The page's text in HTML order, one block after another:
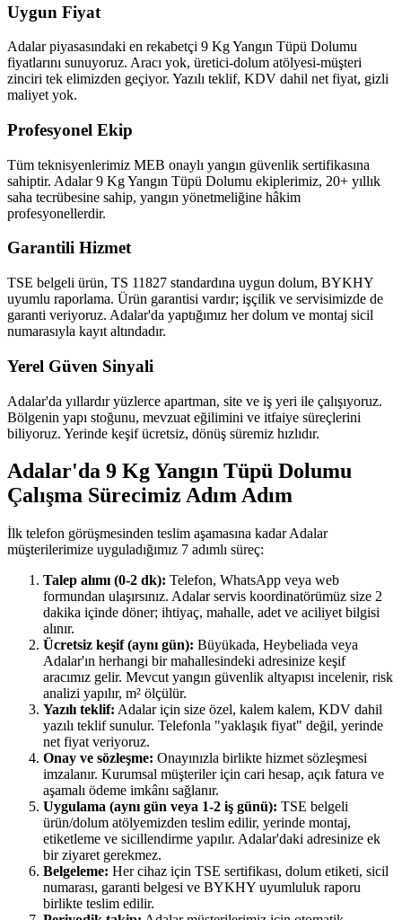
Uygun Fiyat
Adalar piyasasındaki en rekabetçi 9 Kg Yangın Tüpü Dolumu
fiyatlarını sunuyoruz. Aracı yok, üretici-dolum atölyesi-müşteri
zinciri tek elimizden geçiyor. Yazılı teklif, KDV dahil net fiyat, gizli
maliyet yok.
Profesyonel Ekip
Tüm teknisyenlerimiz MEB onaylı yangın güvenlik sertifikasına
sahiptir. Adalar 9 Kg Yangın Tüpü Dolumu ekiplerimiz, 20+ yıllık
saha tecrübesine sahip, yangın yönetmeliğine hâkim
profesyonellerdir.
Garantili Hizmet
TSE belgeli ürün, TS 11827 standardına uygun dolum, BYKHY
uyumlu raporlama. Ürün garantisi vardır; işçilik ve servisimizde de
garanti veriyoruz. Adalar'da yaptığımız her dolum ve montaj sicil
numarasıyla kayıt altındadır.
Yerel Güven Sinyali
Adalar'da yıllardır yüzlerce apartman, site ve iş yeri ile çalışıyoruz.
Bölgenin yapı stoğunu, mevzuat eğilimini ve itfaiye süreçlerini
biliyoruz. Yerinde keşif ücretsiz, dönüş süremiz hızlıdır.
Adalar'da 9 Kg Yangın Tüpü Dolumu
Çalışma Sürecimiz Adım Adım
İlk telefon görüşmesinden teslim aşamasına kadar Adalar
müşterilerimize uyguladığımız 7 adımlı süreç:
Talep alımı (0-2 dk): Telefon, WhatsApp veya web
formundan ulaşırsınız. Adalar servis koordinatörümüz size 2
dakika içinde döner; ihtiyaç, mahalle, adet ve aciliyet bilgisi
alınır.
Ücretsiz keşif (aynı gün): Büyükada, Heybeliada veya
Adalar'ın herhangi bir mahallesindeki adresinize keşif
aracımız gelir. Mevcut yangın güvenlik altyapısı incelenir, risk
analizi yapılır, m² ölçülür.
Yazılı teklif: Adalar için size özel, kalem kalem, KDV dahil
yazılı teklif sunulur. Telefonla "yaklaşık fiyat" değil, yerinde
net fiyat veriyoruz.
Onay ve sözleşme: Onayınızla birlikte hizmet sözleşmesi
imzalanır. Kurumsal müşteriler için cari hesap, açık fatura ve
aşamalı ödeme imkânı sağlanır.
Uygulama (aynı gün veya 1-2 iş günü): TSE belgeli
ürün/dolum atölyemizden teslim edilir, yerinde montaj,
etiketleme ve sicillendirme yapılır. Adalar'daki adresinize ek
bir ziyaret gerekmez.
Belgeleme: Her cihaz için TSE sertifikası, dolum etiketi, sicil
numarası, garanti belgesi ve BYKHY uyumluluk raporu
birlikte teslim edilir.